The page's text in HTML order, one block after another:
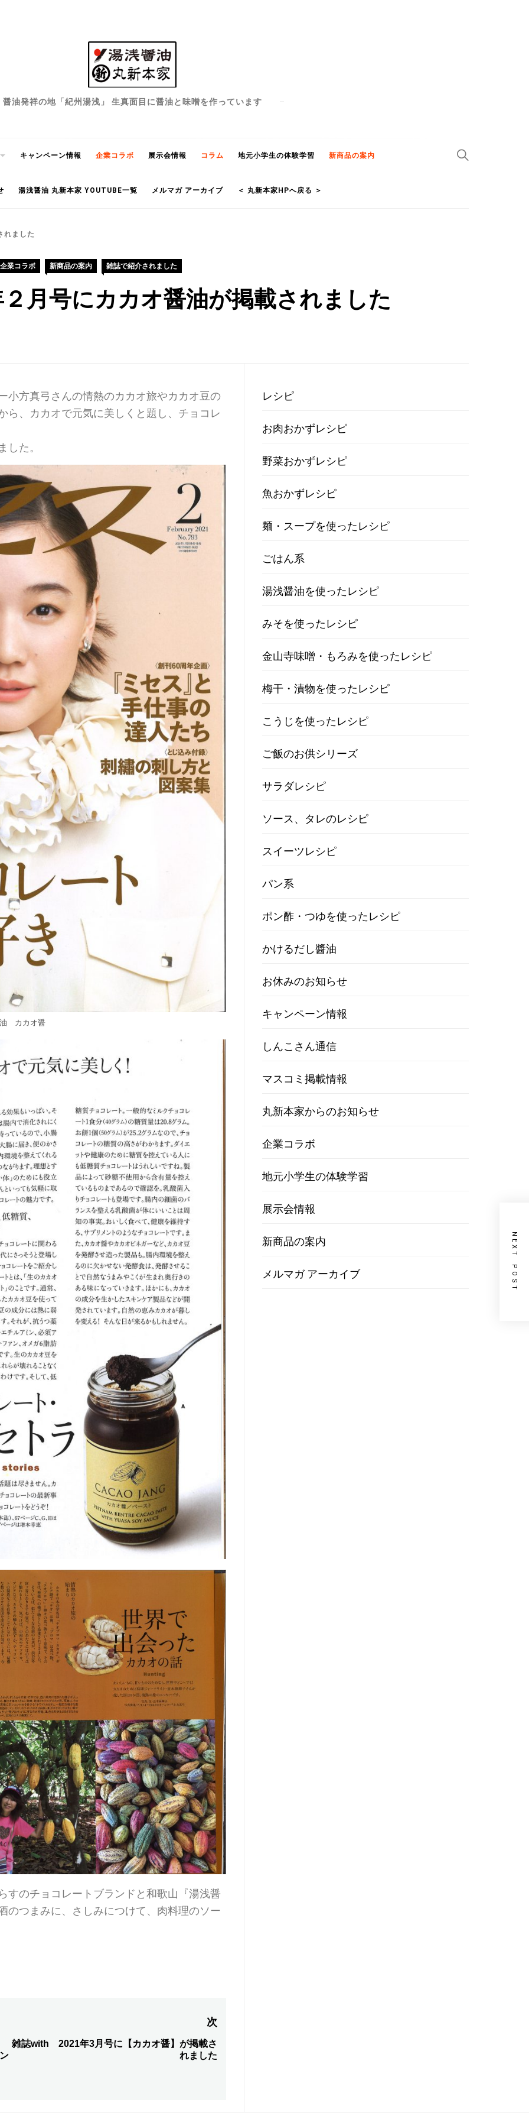
醤油発祥の地「紀州湯浅」 生真面目に醤油と味噌を作っています
キャンペーン情報 企業コラボ 展示会情報 コラム 地元小学生の体験学習 新商品の案内
湯浅醤油 丸新本家 YOUTUBE一覧 メルマガ アーカイブ ＜ 丸新本家HPへ戻る ＞
れました
企業コラボ 新商品の案内 雑誌で紹介されました
月号にカカオ醤油が掲載されました
小方真弓さんの情熱のカカオ旅やカカオ豆の
ら、カカオで元気に美しくと題し、チョコレ
した。
カカオ醤
すのチョコレートブランドと和歌山『湯浅醤
のつまみに、さしみにつけて、肉料理のソー
次
の
雑誌with 2021年3月号に【カカオ醤】が掲載さ
れました
NEXT POST
レシピ
お肉おかずレシピ
野菜おかずレシピ
魚おかずレシピ
麺・スープを使ったレシピ
ごはん系
湯浅醤油を使ったレシピ
みそを使ったレシピ
金山寺味噌・もろみを使ったレシピ
梅干・漬物を使ったレシピ
こうじを使ったレシピ
ご飯のお供シリーズ
サラダレシピ
ソース、タレのレシピ
スイーツレシピ
パン系
ポン酢・つゆを使ったレシピ
かけるだし醬油
お休みのお知らせ
キャンペーン情報
しんこさん通信
マスコミ掲載情報
丸新本家からのお知らせ
企業コラボ
地元小学生の体験学習
展示会情報
新商品の案内
メルマガ アーカイブ